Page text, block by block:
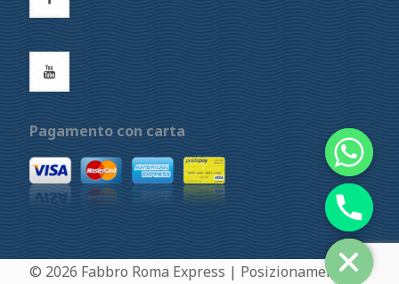
Pagamento con carta
© 2026 Fabbro Roma Express | Posizionamento